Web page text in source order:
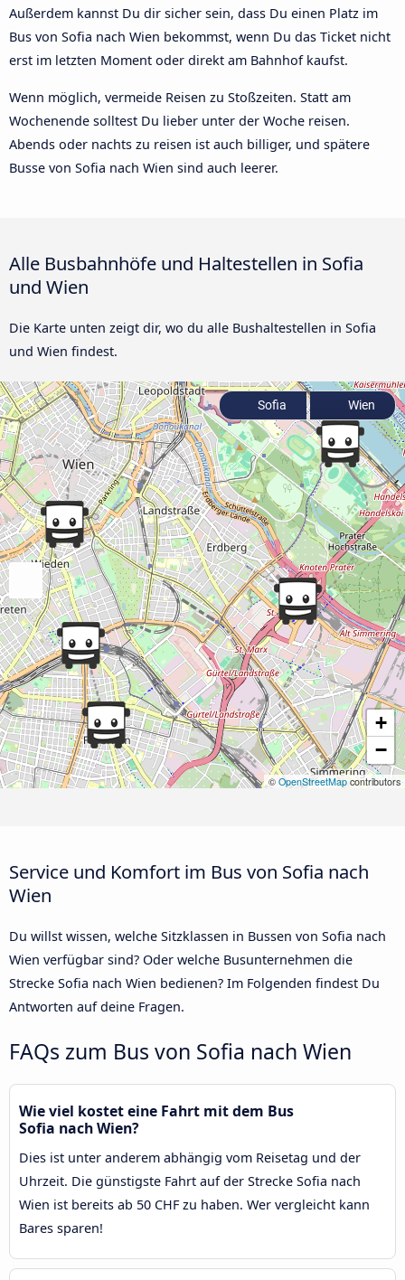
Außerdem kannst Du dir sicher sein, dass Du einen Platz im
Bus von Sofia nach Wien bekommst, wenn Du das Ticket nicht
erst im letzten Moment oder direkt am Bahnhof kaufst.
Wenn möglich, vermeide Reisen zu Stoßzeiten. Statt am
Wochenende solltest Du lieber unter der Woche reisen.
Abends oder nachts zu reisen ist auch billiger, und spätere
Busse von Sofia nach Wien sind auch leerer.
Alle Busbahnhöfe und Haltestellen in Sofia
und Wien
Die Karte unten zeigt dir, wo du alle Bushaltestellen in Sofia
und Wien findest.
+
−
© OpenStreetMap contributors
Sofia Wien
Service und Komfort im Bus von Sofia nach
Wien
Du willst wissen, welche Sitzklassen in Bussen von Sofia nach
Wien verfügbar sind? Oder welche Busunternehmen die
Strecke Sofia nach Wien bedienen? Im Folgenden findest Du
Antworten auf deine Fragen.
FAQs zum Bus von Sofia nach Wien
Wie viel kostet eine Fahrt mit dem Bus
Sofia nach Wien?
Dies ist unter anderem abhängig vom Reisetag und der
Uhrzeit. Die günstigste Fahrt auf der Strecke Sofia nach
Wien ist bereits ab 50 CHF zu haben. Wer vergleicht kann
Bares sparen!